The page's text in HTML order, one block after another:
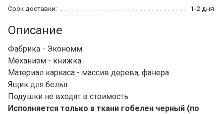
Срок доставки:
1-2 дня
Описание
Фабрика - Экономм
Механизм - книжка
Материал каркаса - массив дерева, фанера
Ящик для белья.
Подушки не входят в стоимость.
Исполняется только в ткани гобелен черный (по